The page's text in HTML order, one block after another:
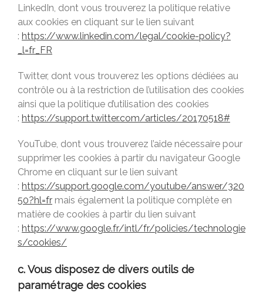
LinkedIn, dont vous trouverez la politique relative
aux cookies en cliquant sur le lien suivant
: https://www.linkedin.com/legal/cookie-policy?
_l=fr_FR
Twitter, dont vous trouverez les options dédiées au
contrôle ou à la restriction de l’utilisation des cookies
ainsi que la politique d’utilisation des cookies
: https://support.twitter.com/articles/20170518#
YouTube, dont vous trouverez l’aide nécessaire pour
supprimer les cookies à partir du navigateur Google
Chrome en cliquant sur le lien suivant
: https://support.google.com/youtube/answer/320
50?hl=fr mais également la politique complète en
matière de cookies à partir du lien suivant
: https://www.google.fr/intl/fr/policies/technologie
s/cookies/
c. Vous disposez de divers outils de
paramétrage des cookies